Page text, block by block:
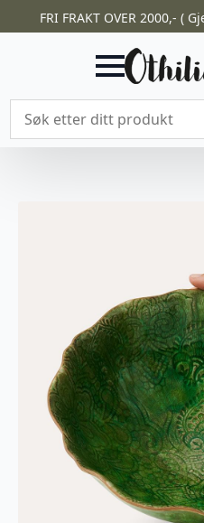
FRI FRAKT OVER 2000,- (